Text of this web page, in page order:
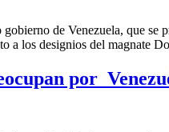
de Venezuela, que se
a los designios del magnate
por